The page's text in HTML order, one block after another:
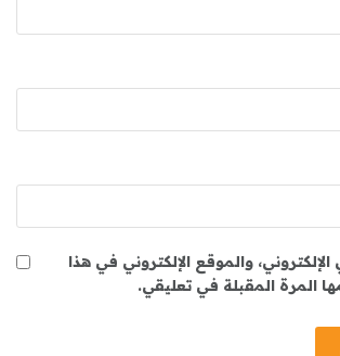
والموقع الإلكتروني في هذا
المرة المقبلة في تعليقي.